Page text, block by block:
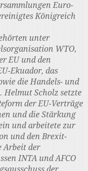
Euro-
Königreich
unter
WTO,
EU und den
Ekuador, das
die Handels- und
Helmut Scholz setzte
der EU-Verträge
und die Stärkung
und arbeitete zur
und den Brexit-
Arbeit der
INTA und AFCO